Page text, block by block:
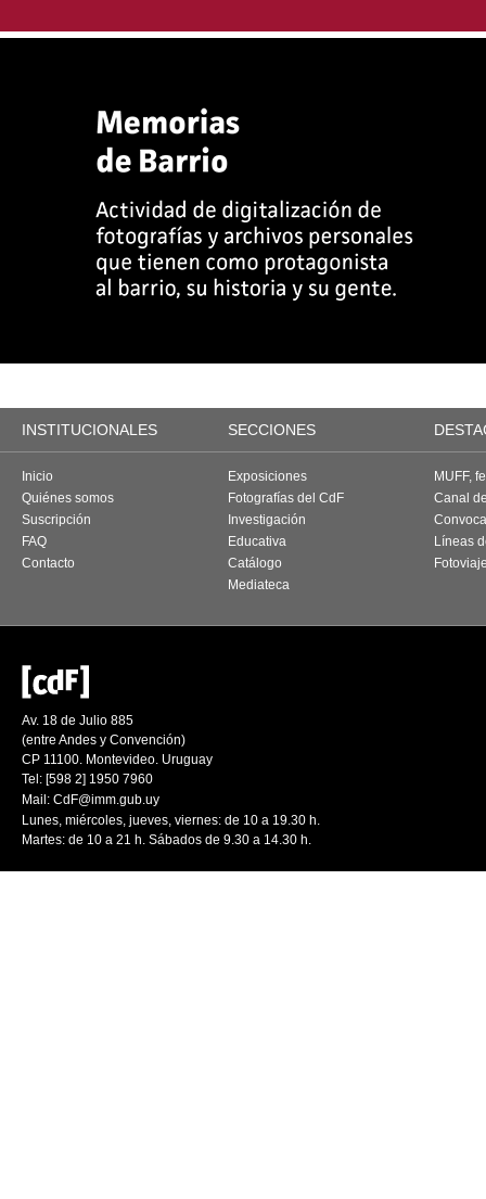
INSTITUCIONALES SECCIONES
Inicio
Quiénes somos
Suscripción
FAQ
Contacto
Exposiciones
Fotografías del CdF
Investigación
Educativa
Catálogo
Mediateca
MUFF,
Canal
Líneas
Av. 18 de Julio 885
(entre Andes y Convención)
CP 11100. Montevideo. Uruguay
Tel: [598 2] 1950 7960
Mail: CdF@imm.gub.uy
Lunes, miércoles, jueves, viernes: de 10 a 19.30 h.
Martes: de 10 a 21 h. Sábados de 9.30 a 14.30 h.